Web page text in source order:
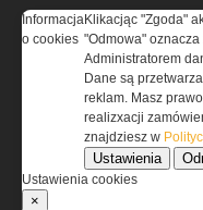
ELEKTRO.INFO
WAGO
wersji 6
Dlaczego
Informacja
o cookies
Klikacjąc "Zgoda"
"Odmowa"
Administratorem
Dane są
reklam. Masz
realizxacji
znajdziesz w
Ustawienia
Ustawienia cookies
×